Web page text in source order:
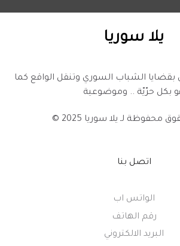
يلا سوريا
الشباب السوري وتنقل الواقع كما
بكل حرّيّة .. وموضوعية
الحقوق محفوظة لـ يلا سوريا
اتصل بنا
الواتس اب
رقم الهاتف
البريد الالكتروني